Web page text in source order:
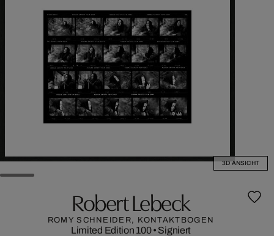
3D ANSICHT
Robert Lebeck
ROMY SCHNEIDER, KONTAKTBOGEN
Limited Edition 100• Signiert